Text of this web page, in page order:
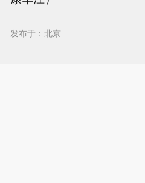
发布于：北京